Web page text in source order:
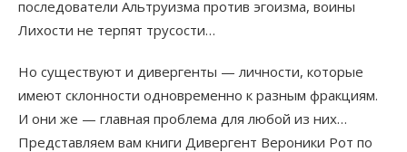
последователи Альтруизма против эгоизма, воины
Лихости не терпят трусости…
Но существуют и дивергенты — личности, которые
имеют склонности одновременно к разным фракциям.
И они же — главная проблема для любой из них…
Представляем вам книги Дивергент Вероники Рот по